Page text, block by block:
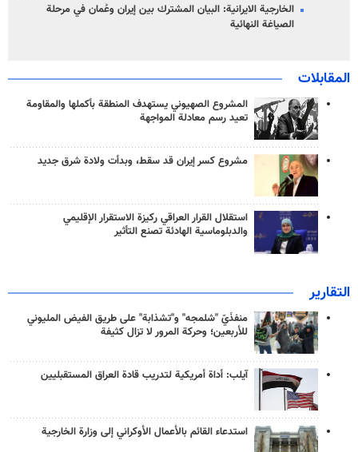
الخارجية الايرانية: البيان المشترك بين إيران وعُمان في مرحلة
الصياغة النهائية
المقابلات
المشروع الصهيوني يستهدف المنطقة بأكملها والمقاومة
تعيد رسم معادلة المواجهة
مشروع كسر إيران قد سقط، وبدأت ولادة شرق جديد
استقلال القرار العراقي ركيزة الاستقرار الإقليمي
والدبلوماسية الهادئة تصنع التأثير
التقارير
منفذَيّ "شلمجه" و"تشذابة" على طريق الفيض المليوني
للأربعين؛ وحركة المرور لا تزال كثيفة
آيلب: أداة أمريكية لتدريب قادة العراق المستقبليين
استدعاء القائم بالأعمال الأوكراني إلى وزارة الخارجية